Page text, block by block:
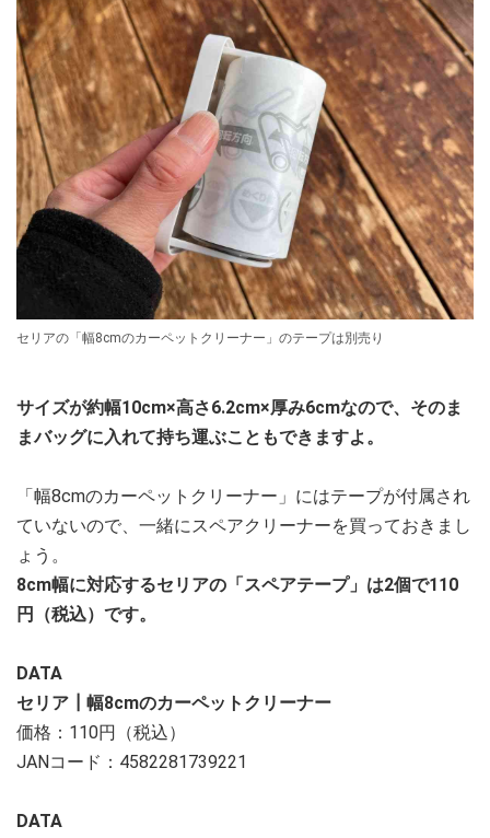
セリアの「幅8cmのカーペットクリーナー」のテープは別売り
サイズが約幅10cm×高さ6.2cm×厚み6cmなので、そのま
まバッグに入れて持ち運ぶこともできますよ。
「幅8cmのカーペットクリーナー」にはテープが付属され
ていないので、一緒にスペアクリーナーを買っておきまし
ょう。
8cm幅に対応するセリアの「スペアテープ」は2個で110
円（税込）です。
DATA
セリア┃幅8cmのカーペットクリーナー
価格：110円（税込）
JANコード：4582281739221
DATA